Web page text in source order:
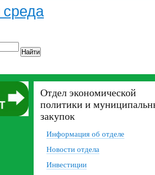
Найти
Отдел экономической
политики и
закупок
Информация об отделе
Новости отдела
Инвестиции